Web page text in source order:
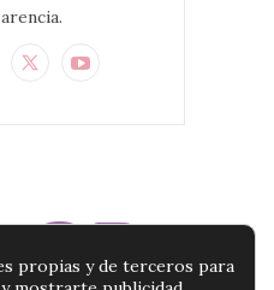
propias y de terceros para